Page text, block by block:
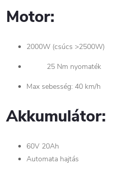
Motor:
2000W (csúcs >2500W)
25 Nm nyomaték
Max sebesség: 40 km/h
Akkumulátor:
60V 20Ah
Automata hajtás